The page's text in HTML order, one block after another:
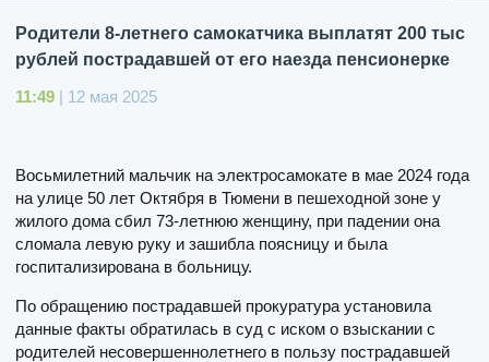
Родители 8-летнего самокатчика выплатят 200 тыс
рублей пострадавшей от его наезда пенсионерке
11:49 | 12 мая 2025
Восьмилетний мальчик на электросамокате в мае 2024 года
на улице 50 лет Октября в Тюмени в пешеходной зоне у
жилого дома сбил 73-летнюю женщину, при падении она
сломала левую руку и зашибла поясницу и была
госпитализирована в больницу.
По обращению пострадавшей прокуратура установила
данные факты обратилась в суд с иском о взыскании с
родителей несовершеннолетнего в пользу пострадавшей